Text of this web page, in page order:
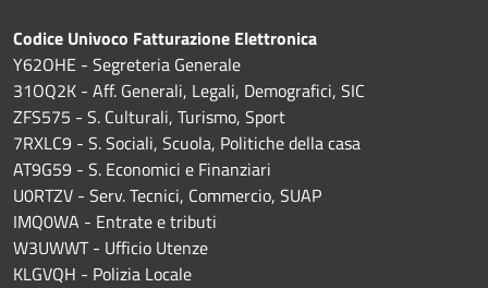
Codice Univoco Fatturazione Elettronica
Y62OHE - Segreteria Generale
31OQ2K - Aff. Generali, Legali, Demografici, SIC
ZFS575 - S. Culturali, Turismo, Sport
7RXLC9 - S. Sociali, Scuola, Politiche della casa
AT9G59 - S. Economici e Finanziari
U0RTZV - Serv. Tecnici, Commercio, SUAP
IMQ0WA - Entrate e tributi
W3UWWT - Ufficio Utenze
KLGVQH - Polizia Locale